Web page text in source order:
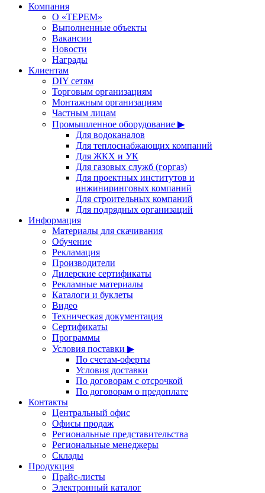
Компания
О «ТЕРЕМ»
Выполненные объекты
Вакансии
Новости
Награды
Клиентам
DIY сетям
Торговым организациям
Монтажным организациям
Частным лицам
Промышленное оборудование ▶
Для водоканалов
Для теплоснабжающих компаний
Для ЖКХ и УК
Для газовых служб (горгаз)
Для проектных институтов и
инжиниринговых компаний
Для строительных компаний
Для подрядных организаций
Информация
Материалы для скачивания
Обучение
Рекламация
Производители
Дилерские сертификаты
Рекламные материалы
Каталоги и буклеты
Видео
Техническая документация
Сертификаты
Программы
Условия поставки ▶
По счетам-оферты
Условия доставки
По договорам с отсрочкой
По договорам о предоплате
Контакты
Центральный офис
Офисы продаж
Региональные представительства
Региональные менеджеры
Склады
Продукция
Прайс-листы
Электронный каталог